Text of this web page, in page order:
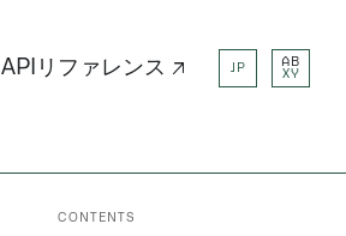
APIリファレンス ↗ JP
AB
XY
CONTENTS